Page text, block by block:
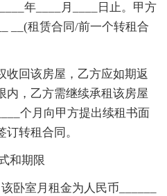
年____月____日止。甲方
__(租赁合同/前一个转租合
收回该房屋，乙方应如期返
内，乙方需继续承租该房屋
个月向甲方提出续租书面
转租合同。
和期限
卧室月租金为人民币______